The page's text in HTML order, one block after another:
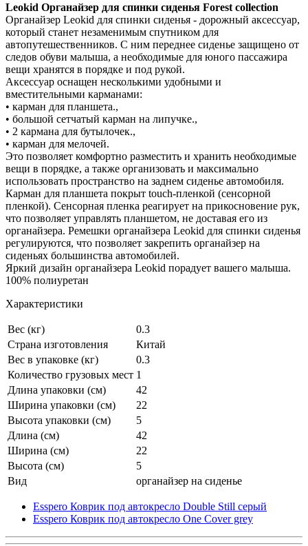
Leokid Органайзер для спинки сиденья Forest collection
Органайзер Leokid для спинки сиденья - дорожный аксессуар,
который станет незаменимым спутником для
автопутешественников. С ним переднее сиденье защищено от
следов обуви малыша, а необходимые для юного пассажира
вещи хранятся в порядке и под рукой.
Аксессуар оснащен несколькими удобными и
вместительными карманами:
• карман для планшета.,
• большой сетчатый карман на липучке.,
• 2 кармана для бутылочек.,
• карман для мелочей.
Это позволяет комфортно разместить и хранить необходимые
вещи в порядке, а также организовать и максимально
использовать пространство на заднем сиденье автомобиля.
Карман для планшета покрыт touch-пленкой (сенсорной
пленкой). Сенсорная пленка реагирует на прикосновение рук,
что позволяет управлять планшетом, не доставая его из
органайзера. Ремешки органайзера Leokid для спинки сиденья
регулируются, что позволяет закрепить органайзер на
сиденьях большинства автомобилей.
Яркий дизайн органайзера Leokid порадует вашего малыша.
100% полиуретан
Характеристики
Вес (кг)
0.3
Страна изготовления
Китай
Вес в упаковке (кг)
0.3
Количество грузовых мест 1
Длина упаковки (см)
42
Ширина упаковки (см)
22
Высота упаковки (см)
5
Длина (см)
42
Ширина (см)
22
Высота (см)
5
Вид
органайзер на сиденье
Esspero Коврик под автокресло Double Still серый
Esspero Коврик под автокресло One Cover grey